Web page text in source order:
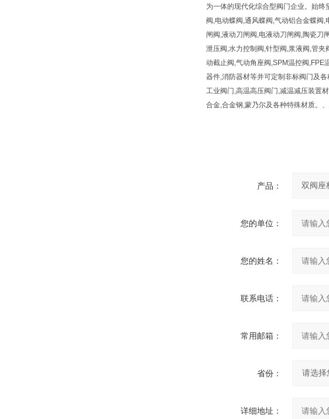
为一体的现代化综合型阀门企业。始
阀,电动蝶阀,通风蝶阀,气动铝合金蝶阀
闸阀,液动刀闸阀,电液动刀闸阀,陶瓷刀
泄压阀,水力控制阀,针型阀,浆液阀,管
动截止阀,气动角座阀,SPM温控阀,FPE
器件,消防器材等并可定制非标阀门及
工业阀门,高温高压阀门,减温减压装置
合金,合金钢,蒙乃尔及各种特殊材质。
产品：
您的单位：
您的姓名：
联系电话：
常用邮箱：
省份：
详细地址：